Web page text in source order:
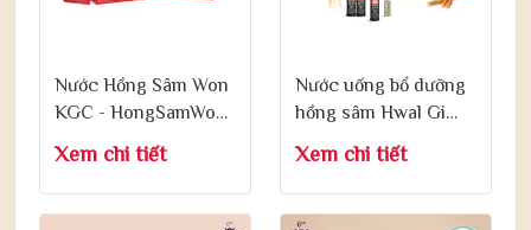
Nước Hồng Sâm Won
KGC - HongSamWon
Pouch 70ml x 30 Gói
Xem chi tiết
Nước uống bổ dưỡng
hồng sâm Hwal Gi
Ruk - Korean red
ginseng Hwal Gi Ruk
20ml x 10 Chai
Xem chi tiết